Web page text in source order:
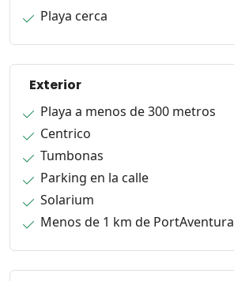
Playa cerca
Exterior
Playa a menos de 300 metros
Centrico
Tumbonas
Parking en la calle
Solarium
Menos de 1 km de PortAventura